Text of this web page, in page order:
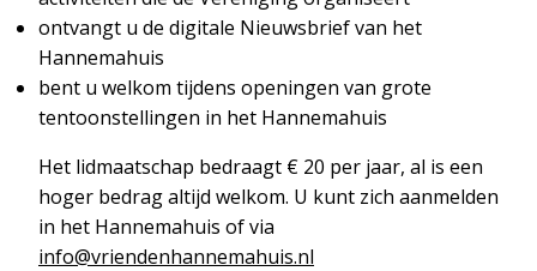
ontvangt u de digitale Nieuwsbrief van het
Hannemahuis
bent u welkom tijdens openingen van grote
tentoonstellingen in het Hannemahuis
Het lidmaatschap bedraagt € 20 per jaar, al is een
hoger bedrag altijd welkom. U kunt zich aanmelden
in het Hannemahuis of via
info@vriendenhannemahuis.nl
Contact
het
Hannemahuis
Privacystatement